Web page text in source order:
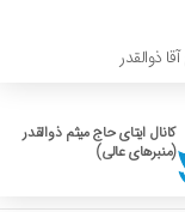
کانال ایتای حاج میثم ذوالقدر
عالی)